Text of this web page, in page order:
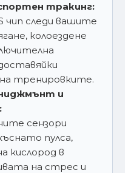
тракинг:
чип следи вашите
колоездене
тренировките.
и
сензори
пулса,
кислород в
на стрес и